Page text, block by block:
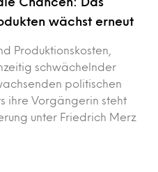
wächst erneut
Produktionskosten,
schwächelnder
politischen
ihre Vorgängerin steht
unter Friedrich Merz